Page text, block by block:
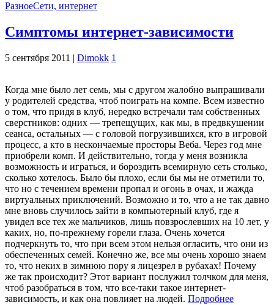
РазноеСети, интернет
Симптомы интернет-зависимости
5 сентября 2011 | Dimokk 1
Когда мне было лет семь, мы с другом жалобно выпрашивали
у родителей средства, чтоб поиграть на компе. Всем известно
о том, что придя в клуб, нередко встречали там собственных
сверстников: одних — трепещущих, как мы, в предвкушении
сеанса, остальных — с головой погрузившихся, кто в игровой
процесс, а кто в нескончаемые просторы Веба. Через год мне
приобрели комп. И действительно, тогда у меня возникла
возможность и играться, и бороздить всемирную сеть столько,
сколько хотелось. Было бы плохо, если бы мы не отметили то,
что но с течением времени пропал и огонь в очах, и жажда
виртуальных приключений. Возможно и то, что а не так давно
мне вновь случилось зайти в компьютерный клуб, где я
увидел все тех же мальчиков, лишь повзрослевших на 10 лет, у
каких, но, по-прежнему горели глаза. Очень хочется
подчеркнуть то, что при всем этом нельзя огласить, что они из
обеспеченных семей. Конечно же, все мы очень хорошо знаем
то, что неких в зимнюю пору я лицезрел в рубахах! Почему
же так происходит? Этот вариант послужил толчком для меня,
чтоб разобраться в том, что все-таки такое интернет-
зависимость, и как она повлияет на людей. Подробнее